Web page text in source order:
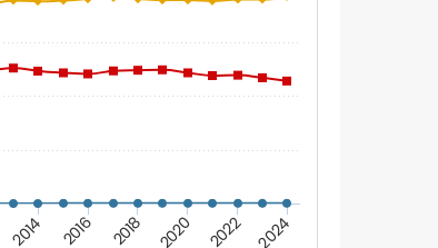
2014 2016 2018 2020 2022 2024